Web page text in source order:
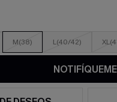
M(38) L(40/42)
NOTIFÍQUEME